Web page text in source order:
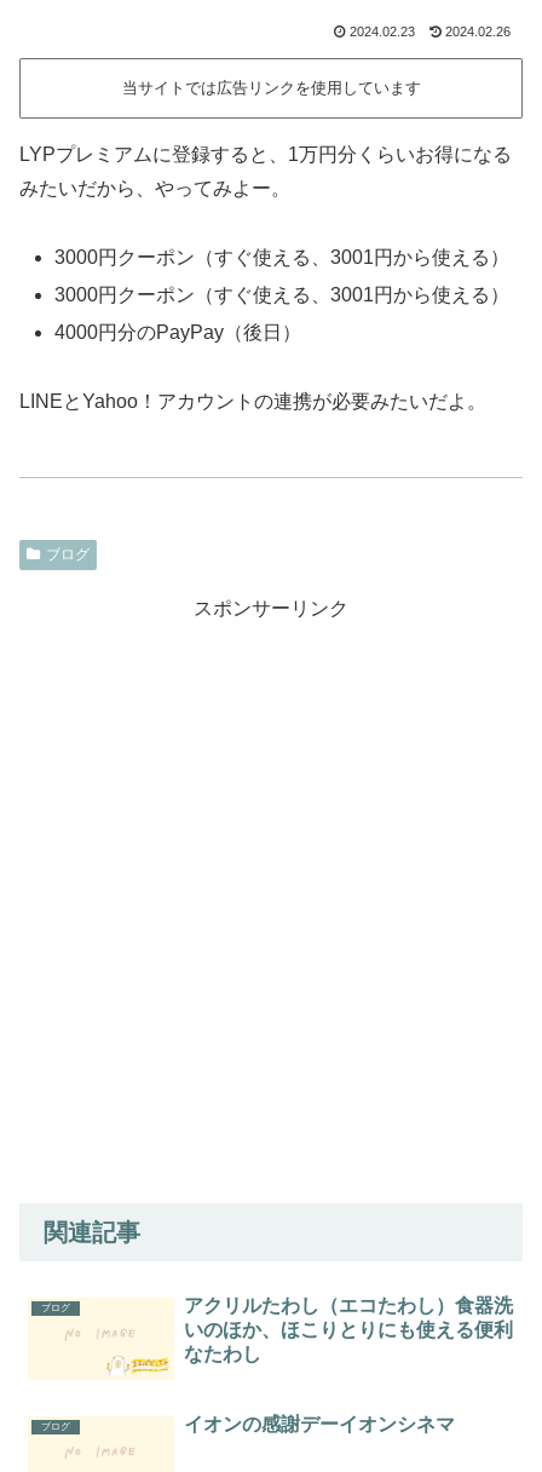
2024.02.23 2024.02.26
当サイトでは広告リンクを使用しています
LYPプレミアムに登録すると、1万円分くらいお得になる
みたいだから、やってみよー。
3000円クーポン（すぐ使える、3001円から使える）
3000円クーポン（すぐ使える、3001円から使える）
4000円分のPayPay（後日）
LINEとYahoo！アカウントの連携が必要みたいだよ。
ブログ
スポンサーリンク
関連記事
ブログ
アクリルたわし（エコたわし）食器洗
いのほか、ほこりとりにも使える便利
なたわし
ブログ イオンの感謝デーイオンシネマ